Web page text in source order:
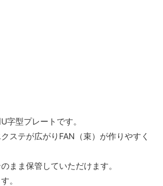
字型プレートです。
ステが広がりFAN（束）が作りやすく
まま保管していただけます。
。